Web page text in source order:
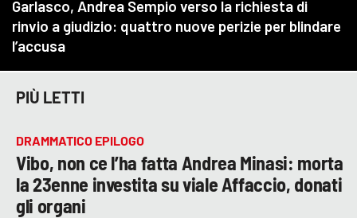
PIÙ LETTI
DRAMMATICO EPILOGO
Vibo, non ce l’ha fatta Andrea Minasi: morta
la 23enne investita su viale Affaccio, donati
gli organi